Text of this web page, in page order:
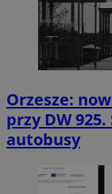
Orzesze:
przy DW
autobusy